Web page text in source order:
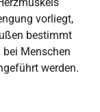
vorliegt,
bestimmt
Menschen
werden.